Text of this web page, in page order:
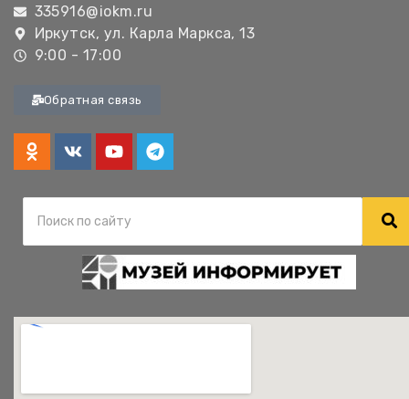
335916@iokm.ru
Иркутск, ул. Карла Маркса, 13
9:00 - 17:00
Обратная связь